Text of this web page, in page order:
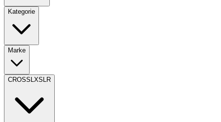
Kategorie
Marke
CROSSLXSLR